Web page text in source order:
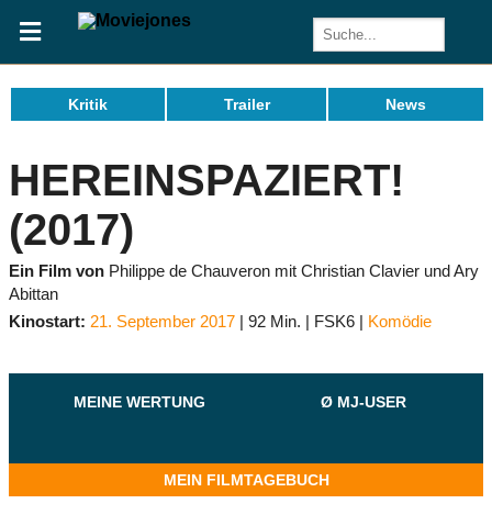
Kritik Trailer News
HEREINSPAZIERT!
(2017)
Ein Film von Philippe de Chauveron mit Christian Clavier und Ary
Abittan
Kinostart: 21. September 2017 92 Min. FSK6 Komödie
MEINE WERTUNG Ø MJ-USER
MEIN FILMTAGEBUCH